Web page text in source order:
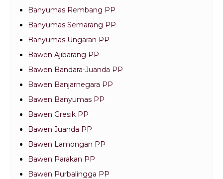
Banyumas Rembang PP
Banyumas Semarang PP
Banyumas Ungaran PP
Bawen Ajibarang PP
Bawen Bandara-Juanda PP
Bawen Banjarnegara PP
Bawen Banyumas PP
Bawen Gresik PP
Bawen Juanda PP
Bawen Lamongan PP
Bawen Parakan PP
Bawen Purbalingga PP